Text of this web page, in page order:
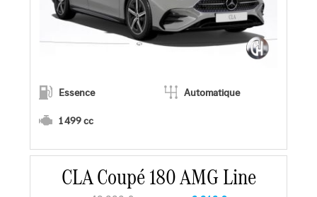
Essence
Automatique
1 499 cc
En savoir plus
CLA Coupé 180 AMG Line